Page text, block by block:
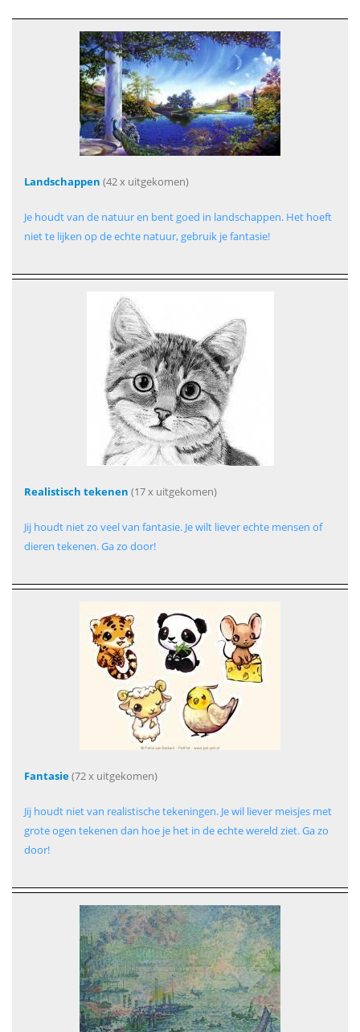
Landschappen (42 x uitgekomen)
Je houdt van de natuur en bent goed in landschappen. Het hoeft
niet te lijken op de echte natuur, gebruik je fantasie!
Realistisch tekenen (17 x uitgekomen)
Jij houdt niet zo veel van fantasie. Je wilt liever echte mensen of
dieren tekenen. Ga zo door!
Fantasie(72 x uitgekomen)
Jij houdt niet van realistische tekeningen. Je wil liever meisjes met
grote ogen tekenen dan hoe je het in de echte wereld ziet. Ga zo
door!